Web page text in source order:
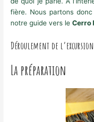
fière. Nous partons
notre guide vers leCerro
Déroulement de
La préparation